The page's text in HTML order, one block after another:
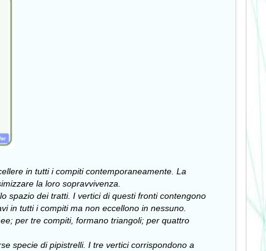
in tutti i compiti contemporaneamente. La
la loro sopravvivenza.
spazio dei tratti. I vertici di questi fronti contengono
in tutti i compiti ma non eccellono in nessuno.
per tre compiti, formano triangoli; per quattro
specie di pipistrelli. I tre vertici corrispondono a